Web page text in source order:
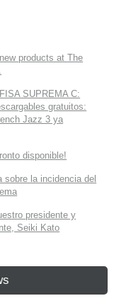
products at The
SUPREMA C:
gratuitos:
Jazz 3 ya
disponible!
sobre la incidencia del
presidente y
Seiki Kato